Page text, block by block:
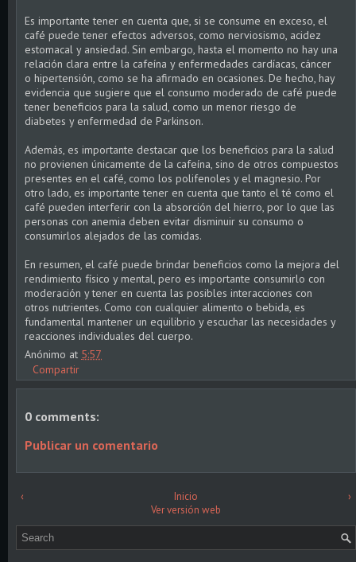
Es importante tener en cuenta que, si se consume en exceso, el
café puede tener efectos adversos, como nerviosismo, acidez
estomacal y ansiedad. Sin embargo, hasta el momento no hay una
relación clara entre la cafeína y enfermedades cardíacas, cáncer
o hipertensión, como se ha afirmado en ocasiones. De hecho, hay
evidencia que sugiere que el consumo moderado de café puede
tener beneficios para la salud, como un menor riesgo de
diabetes y enfermedad de Parkinson.
Además, es importante destacar que los beneficios para la salud
no provienen únicamente de la cafeína, sino de otros compuestos
presentes en el café, como los polifenoles y el magnesio. Por
otro lado, es importante tener en cuenta que tanto el té como el
café pueden interferir con la absorción del hierro, por lo que las
personas con anemia deben evitar disminuir su consumo o
consumirlos alejados de las comidas.
En resumen, el café puede brindar beneficios como la mejora del
rendimiento físico y mental, pero es importante consumirlo con
moderación y tener en cuenta las posibles interacciones con
otros nutrientes. Como con cualquier alimento o bebida, es
fundamental mantener un equilibrio y escuchar las necesidades y
reacciones individuales del cuerpo.
Anónimo at 5:57
Compartir
0 comments:
Publicar un comentario
‹ ›
Inicio
Ver versión web